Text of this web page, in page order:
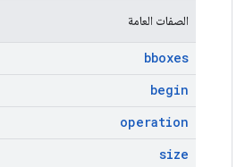
الصفات العامة
bboxes
begin
operation
size